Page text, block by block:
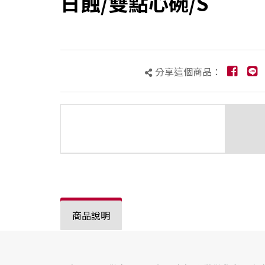
分享這個商品：
商品說明